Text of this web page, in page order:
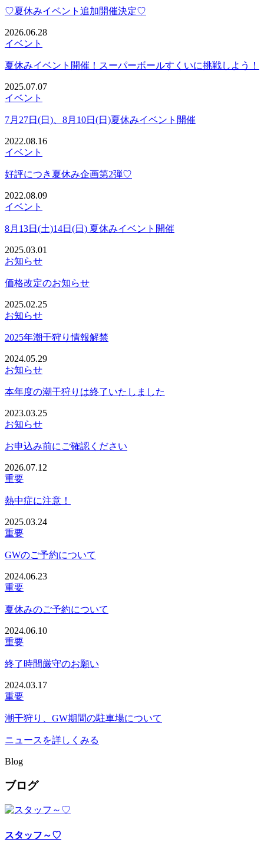
♡夏休みイベント追加開催決定♡
2026.06.28
イベント
夏休みイベント開催！スーパーボールすくいに挑戦しよう！
2025.07.07
イベント
7月27日(日)、8月10日(日)夏休みイベント開催
2022.08.16
イベント
好評につき夏休み企画第2弾♡
2022.08.09
イベント
8月13日(土)14日(日) 夏休みイベント開催
2025.03.01
お知らせ
価格改定のお知らせ
2025.02.25
お知らせ
2025年潮干狩り情報解禁
2024.05.29
お知らせ
本年度の潮干狩りは終了いたしました
2023.03.25
お知らせ
お申込み前にご確認ください
2026.07.12
重要
熱中症に注意！
2025.03.24
重要
GWのご予約について
2024.06.23
重要
夏休みのご予約について
2024.06.10
重要
終了時間厳守のお願い
2024.03.17
重要
潮干狩り、GW期間の駐車場について
ニュースを詳しくみる
Blog
ブログ
スタッフ～♡